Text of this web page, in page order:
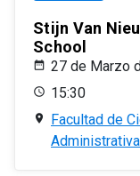
Stijn Van
School
27 de Marzo
15:30
Facultad de